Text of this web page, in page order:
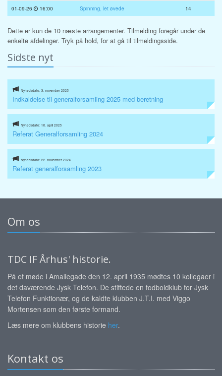
01-09-26 16:00 Spinning, let øvede 14
Dette er kun de 10 næste arrangementer. Tilmelding foregår under de
enkelte afdelinger. Tryk på hold, for at gå til tilmeldingsside.
Sidste nyt
Nyhedsdato: 3. november 2025
Indkaldelse til generalforsamling 2025 med beretning
Nyhedsdato: 10. april 2025
Referat Generalforsamling 2024
Nyhedsdato: 22. november 2024
Referat generalforsamling 2023
Om os
TDC IF Århus' historie.
På et møde i Amaliegade den 12. april 1935 mødtes 10 kollegaer i
det daværende Jysk Telefon. De stiftede en fodboldklub for Jysk
Telefon Funktionær, og de kaldte klubben J.T.I. med Viggo
Mortensen som den første formand.
Læs mere om klubbens historie her.
Kontakt os